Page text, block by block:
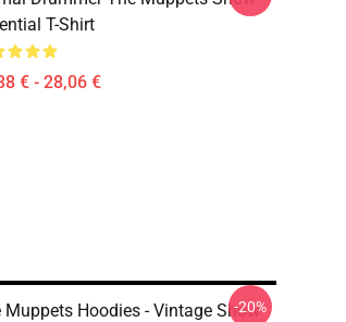
T-Shirt
€ - 28,06 €
Muppets Hoodies - Vintage Show
-20%